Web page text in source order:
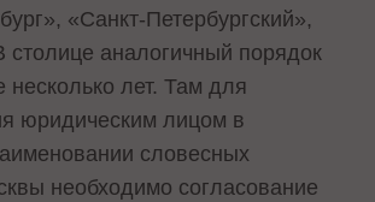
«Санкт-Петербургский»,
столице аналогичный порядок
несколько лет. Там для
юридическим лицом в
словесных
необходимо согласование